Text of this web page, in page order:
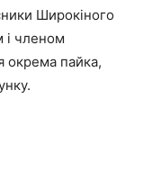
Широкіного
і членом
окрема пайка,